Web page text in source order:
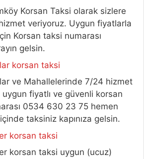
Korsan Taksi olarak sizlere
veriyoruz. Uygun fiyatlarla
Korsan taksi numarası
gelsin.
korsan taksi
ve Mahallelerinde 7/24 hizmet
fiyatlı ve güvenli korsan
0534 630 23 75 hemen
taksiniz kapınıza gelsin.
korsan taksi
korsan taksi uygun (ucuz)